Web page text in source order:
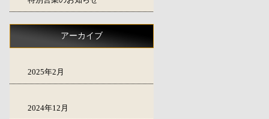
アーカイブ
2025年2月
2024年12月